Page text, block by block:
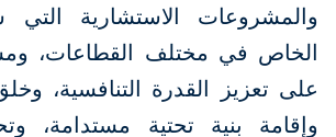
والمشروعات الاستشارية التي
الخاص في مختلف القطاعات،
على تعزيز القدرة التنافسية،
وإقامة بنية تحتية مستدامة،